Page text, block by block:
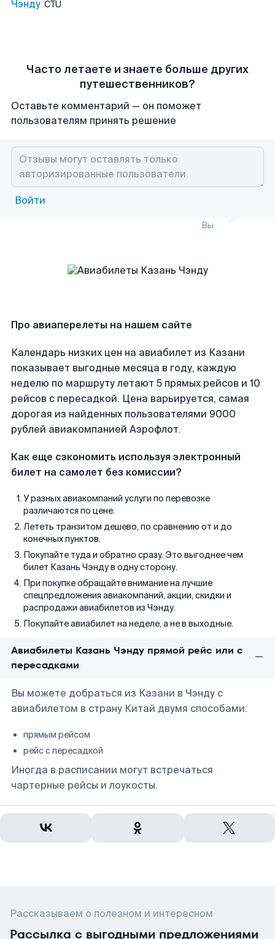
Чэнду CTU
Часто летаете и знаете больше других
путешественников?
Оставьте комментарий — он поможет
пользователям принять решение
Войти
Вы
Про авиаперелеты на нашем сайте
Календарь низких цен на авиабилет из Казани
показывает выгодные месяца в году, каждую
неделю по маршруту летают 5 прямых рейсов и 10
рейсов с пересадкой. Цена варьируется, самая
дорогая из найденных пользователями 9000
рублей авиакомпанией Аэрофлот.
Как еще сэкономить используя электронный
билет на самолет без комиссии?
У разных авиакомпаний услуги по перевозке
различаются по цене.
Лететь транзитом дешево, по сравнению от и до
конечных пунктов.
Покупайте туда и обратно сразу. Это выгоднее чем
билет Казань Чэнду в одну сторону.
При покупке обращайте внимание на лучшие
спецпредложения авиакомпаний, акции, скидки и
распродажи авиабилетов из Чэнду.
Покупайте авиабилет на неделе, а не в выходные.
Авиабилеты Казань Чэнду прямой рейс или с
пересадками
Вы можете добраться из Казани в Чэнду с
авиабилетом в страну Китай двумя способами:
прямым рейсом
рейс с пересадкой
Иногда в расписании могут встречаться
чартерные рейсы и лоукосты.
Рассказываем о полезном и интересном
Рассылка с выгодными предложениями